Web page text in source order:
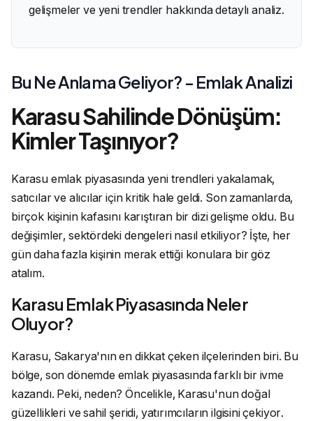
gelişmeler ve yeni trendler hakkında detaylı analiz.
Bu Ne Anlama Geliyor? - Emlak Analizi
Karasu Sahilinde Dönüşüm:
Kimler Taşınıyor?
Karasu emlak piyasasında yeni trendleri yakalamak,
satıcılar ve alıcılar için kritik hale geldi. Son zamanlarda,
birçok kişinin kafasını karıştıran bir dizi gelişme oldu. Bu
değişimler, sektördeki dengeleri nasıl etkiliyor? İşte, her
gün daha fazla kişinin merak ettiği konulara bir göz
atalım.
Karasu Emlak Piyasasında Neler
Oluyor?
Karasu, Sakarya'nın en dikkat çeken ilçelerinden biri. Bu
bölge, son dönemde emlak piyasasında farklı bir ivme
kazandı. Peki, neden? Öncelikle, Karasu'nun doğal
güzellikleri ve sahil şeridi, yatırımcıların ilgisini çekiyor.